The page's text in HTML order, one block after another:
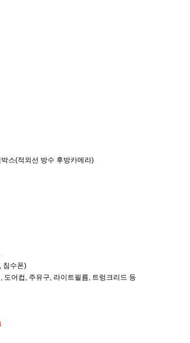
스(적외선 방수 후방카메라)
침수폰)
어컵, 주유구, 라이트필름, 트렁크리드 등